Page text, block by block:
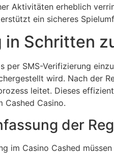
Aktivitäten erheblich
ein sicheres
in Schritten
per SMS-Verifizierung
wird. Nach der
leitet. Dieses
Cashed Casino.
der
im Casino Cashed